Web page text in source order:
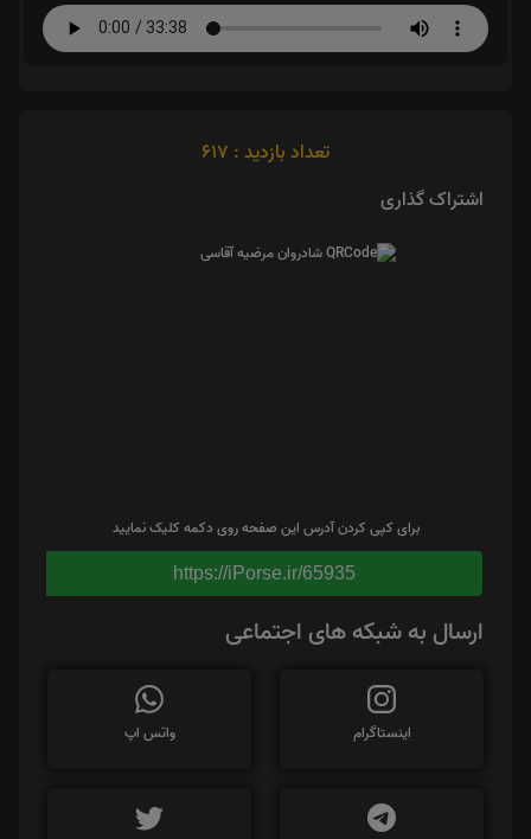
تعداد بازدید : 617
اشتراک گذاری
برای کپی کردن آدرس این صفحه روی دکمه کلیک نمایید
https://iPorse.ir/65935
ارسال به شبکه های اجتماعی
اینستاگرام واتس اپ